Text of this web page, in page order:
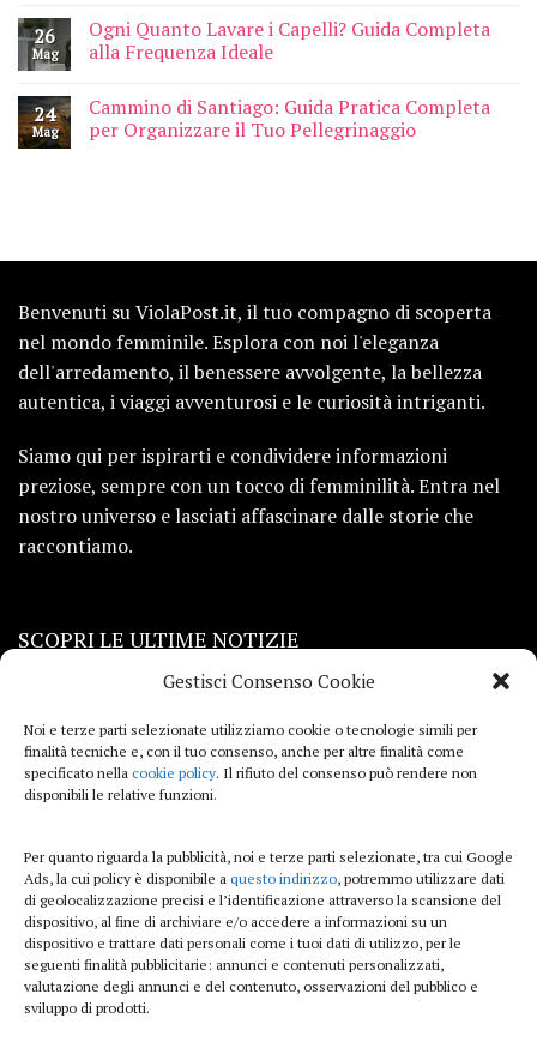
Gestisci Consenso Cookie
Noi e terze parti selezionate utilizziamo cookie o tecnologie simili per
finalità tecniche e, con il tuo consenso, anche per altre finalità come
specificato nella cookie policy. Il rifiuto del consenso può rendere non
disponibili le relative funzioni.
Per quanto riguarda la pubblicità, noi e terze parti selezionate, tra cui Google
Ads, la cui policy è disponibile a questo indirizzo, potremmo utilizzare dati
di geolocalizzazione precisi e l’identificazione attraverso la scansione del
dispositivo, al fine di archiviare e/o accedere a informazioni su un
dispositivo e trattare dati personali come i tuoi dati di utilizzo, per le
seguenti finalità pubblicitarie: annunci e contenuti personalizzati,
valutazione degli annunci e del contenuto, osservazioni del pubblico e
sviluppo di prodotti.
26
Mag
Ogni Quanto Lavare i Capelli? Guida Completa
alla Frequenza Ideale
24
Mag
Cammino di Santiago: Guida Pratica Completa
per Organizzare il Tuo Pellegrinaggio
Benvenuti su ViolaPost.it, il tuo compagno di scoperta
nel mondo femminile. Esplora con noi l'eleganza
dell'arredamento, il benessere avvolgente, la bellezza
autentica, i viaggi avventurosi e le curiosità intriganti.
Siamo qui per ispirarti e condividere informazioni
preziose, sempre con un tocco di femminilità. Entra nel
nostro universo e lasciati affascinare dalle storie che
raccontiamo.
SCOPRI LE ULTIME NOTIZIE
Viaggi
Beauty e benessere
Curiosità
Lifestyle
Sport
iTech